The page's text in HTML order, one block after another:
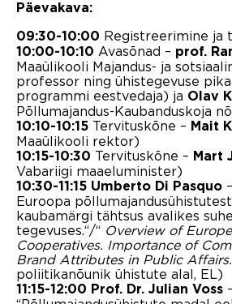
Päevakava:
09:30-10:00 Registreerimine ja
10:00-10:10 Avasõnad – prof.
Maaülikooli Majandus- ja
professor ning ühistegevuse
programmi eestvedaja) ja Olav
Põllumajandus-Kaubanduskoja
10:10-10:15 Tervituskõne – Mait
Maaülikooli rektor)
10:15-10:30 Tervituskõne – Mart
Vabariigi maaeluminister)
10:30-11:15 Umberto Di Pasquo
Euroopa
kaubamärgi tähtsus avalikes
tegevuses.“/“ Overview of
Cooperatives. Importance of
Brand Attributes in Public Affairs.
poliitikanõunik ühistute alal, EL)
11:15-12:00 Prof. Dr. Julian Voss –